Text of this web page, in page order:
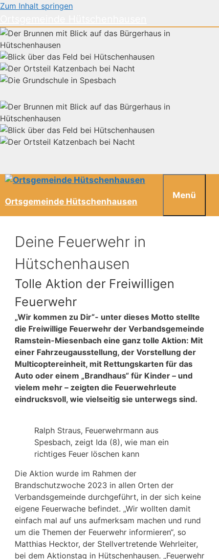
Zum Inhalt springen
Ortsgemeinde Hütschenhausen
Menü
Deine Feuerwehr in
Hütschenhausen
Tolle Aktion der Freiwilligen
Feuerwehr
„Wir kommen zu Dir“- unter dieses Motto stellte
die Freiwillige Feuerwehr der Verbandsgemeinde
Ramstein-Miesenbach eine ganz tolle Aktion: Mit
einer Fahrzeugausstellung, der Vorstellung der
Multicoptereinheit, mit Rettungskarten für das
Auto oder einem „Brandhaus“ für Kinder – und
vielem mehr – zeigten die Feuerwehrleute
eindrucksvoll, wie vielseitig sie unterwegs sind.
Ralph Straus, Feuerwehrmann aus
Spesbach, zeigt Ida (8), wie man ein
richtiges Feuer löschen kann
Die Aktion wurde im Rahmen der
Brandschutzwoche 2023 in allen Orten der
Verbandsgemeinde durchgeführt, in der sich keine
eigene Feuerwache befindet. „Wir wollten damit
einfach mal auf uns aufmerksam machen und rund
um die Themen der Feuerwehr informieren“, so
Matthias Hecktor, der Stellvertretende Wehrleiter,
bei dem Aktionstag in Hütschenhausen. „Feuerwehr